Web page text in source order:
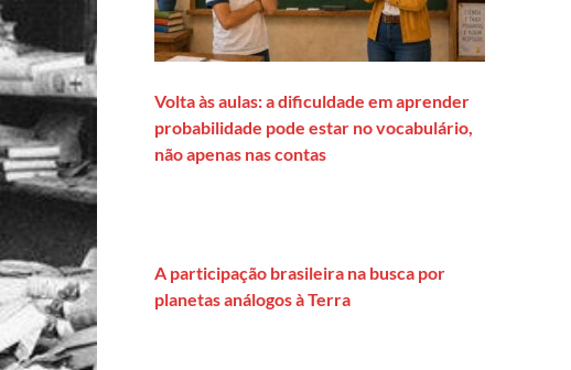
Volta às aulas: a dificuldade em aprender
probabilidade pode estar no vocabulário,
não apenas nas contas
A participação brasileira na busca por
planetas análogos à Terra